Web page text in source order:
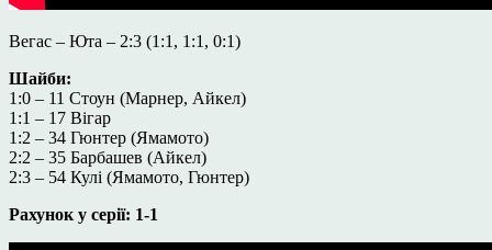
Вегас – Юта – 2:3 (1:1, 1:1, 0:1)
Шайби:
1:0 – 11 Стоун (Марнер, Айкел)
1:1 – 17 Вігар
1:2 – 34 Гюнтер (Ямамото)
2:2 – 35 Барбашев (Айкел)
2:3 – 54 Кулі (Ямамото, Гюнтер)
Рахунок у серії: 1-1